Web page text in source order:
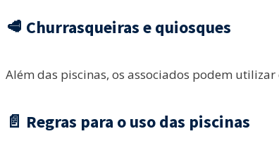
🥩 Churrasqueiras e quiosques
Além das piscinas, os associados podem
📄 Regras para o uso das piscinas